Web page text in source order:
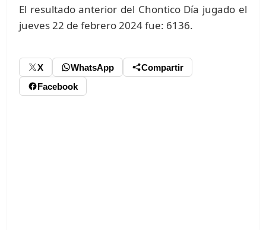
El resultado anterior del Chontico Día jugado el
jueves 22 de febrero 2024 fue: 6136.
X WhatsApp
Compartir
Facebook